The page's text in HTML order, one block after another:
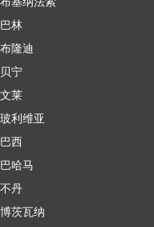
巴林
布隆迪
贝宁
文莱
玻利维亚
巴西
巴哈马
不丹
博茨瓦纳